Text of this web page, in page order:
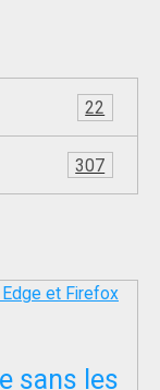
22
307
sans les